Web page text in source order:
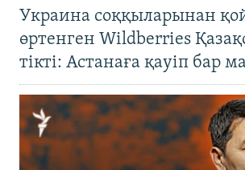
Украина соққыларынан
өртенген Wildberries
тікті: Астанаға қауіп бар